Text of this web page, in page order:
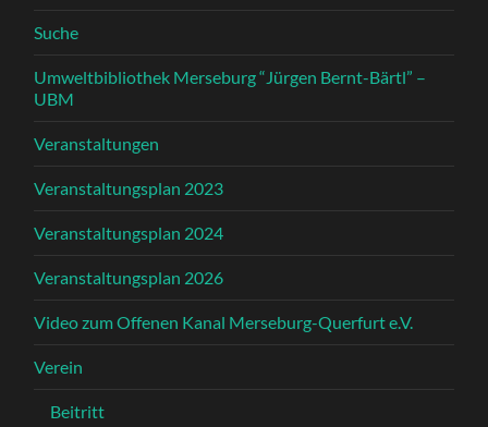
Suche
Umweltbibliothek Merseburg “Jürgen Bernt-Bärtl” –
UBM
Veranstaltungen
Veranstaltungsplan 2023
Veranstaltungsplan 2024
Veranstaltungsplan 2026
Video zum Offenen Kanal Merseburg-Querfurt e.V.
Verein
Beitritt